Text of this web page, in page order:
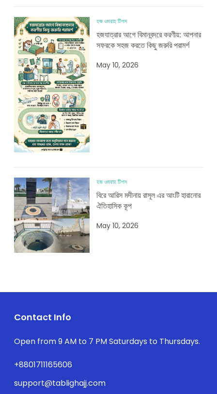
হজ ওমরাহ টিপস
হজযাত্রার আগে বিমানবন্দরে করণীয়: আপনার
সফরকে সহজ করতে কিছু জরুরি পরামর্শ
May 10, 2026
হজ ওমরাহ টিপস
বিরে আরিস মদীনায় রাসূল এর আংটি হারানোর
ঐতিহাসিক কূপ
May 10, 2026
Contact Info
Open from 9 AM to 7 PM Saturdays to Thursdays.
+8801711165606
support@tablighajj.com